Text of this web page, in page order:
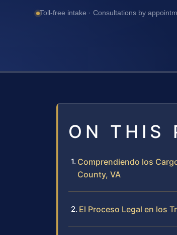
Toll-free intake · Consultations by
ON THIS
Comprendiendo los
County, VA
El Proceso Legal en los